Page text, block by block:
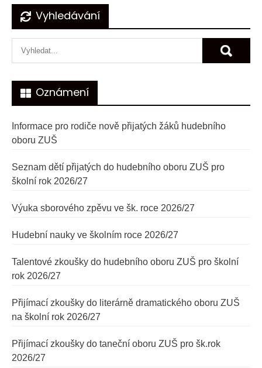
Navigace
pro
příspěvek
Vyhledávání
Oznámení
Informace pro rodiče nově přijatých žáků hudebního
oboru ZUŠ
Seznam dětí přijatých do hudebního oboru ZUŠ pro
školní rok 2026/27
Výuka sborového zpěvu ve šk. roce 2026/27
Hudební nauky ve školním roce 2026/27
Talentové zkoušky do hudebního oboru ZUŠ pro školní
rok 2026/27
Přijímací zkoušky do literárně dramatického oboru ZUŠ
na školní rok 2026/27
Přijímací zkoušky do taneční oboru ZUŠ pro šk.rok
2026/27